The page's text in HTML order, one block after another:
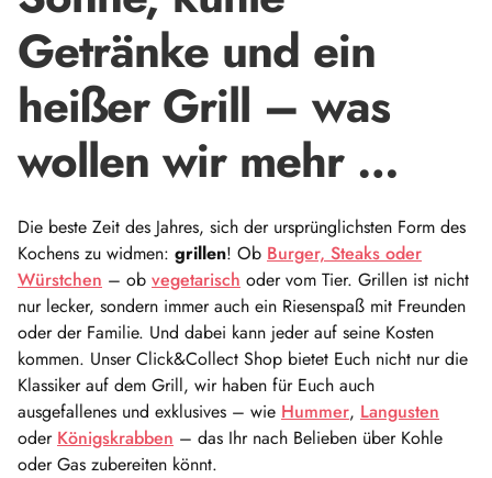
Getränke und ein
heißer Grill – was
wollen wir mehr …
Die beste Zeit des Jahres, sich der ursprünglichsten Form des
Kochens zu widmen: grillen! Ob Burger, Steaks oder
Würstchen – ob vegetarisch oder vom Tier. Grillen ist nicht
nur lecker, sondern immer auch ein Riesenspaß mit Freunden
oder der Familie. Und dabei kann jeder auf seine Kosten
kommen. Unser Click&Collect Shop bietet Euch nicht nur die
Klassiker auf dem Grill, wir haben für Euch auch
ausgefallenes und exklusives – wie Hummer, Langusten
oder Königskrabben – das Ihr nach Belieben über Kohle
oder Gas zubereiten könnt.